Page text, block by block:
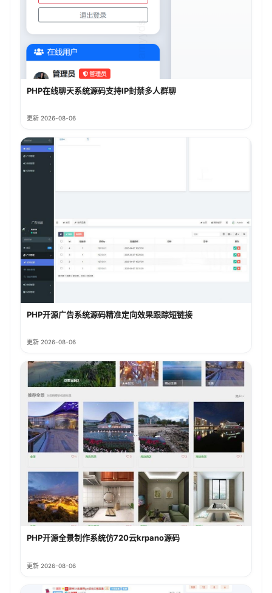
PHP在线聊天系统源码支持IP封禁多人群聊
更新 2026-08-06
PHP开源广告系统源码精准定向效果跟踪短链接
更新 2026-08-06
PHP开源全景制作系统仿720云krpano源码
更新 2026-08-06